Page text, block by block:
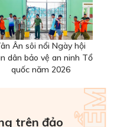
Ân sôi nổi Ngày hội
dân bảo vệ an ninh Tổ
quốc năm 2026
trên đảo